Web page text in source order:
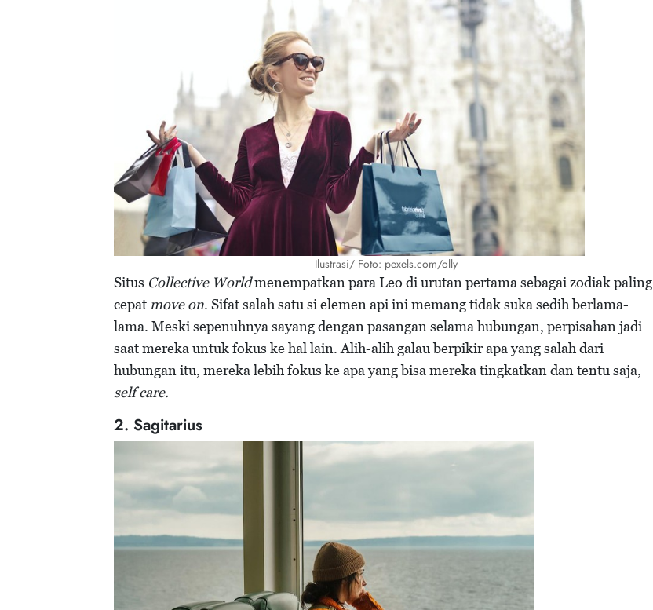
Ilustrasi/ Foto: pexels.com/olly
Situs Collective Worldmenempatkan para Leo di urutan pertama sebagai zodiak paling
cepatmove on. Sifat salah satu si elemen api ini memang tidak suka sedih berlama-
lama. Meski sepenuhnya sayang dengan pasangan selama hubungan, perpisahan jadi
saat mereka untuk fokus ke hal lain. Alih-alih galau berpikir apa yang salah dari
hubungan itu, mereka lebih fokus ke apa yang bisa mereka tingkatkan dan tentu saja,
self care.
2. Sagitarius